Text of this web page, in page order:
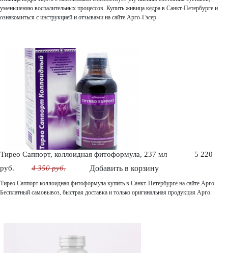
уменьшению воспалительных процессов. Купить живица кедра в Санкт-Петербурге и
ознакомиться с инструкцией и отзывами на сайте Арго-Гэсер.
Тирео Саппорт, коллоидная фитоформула, 237 мл
5 220
руб.
4 350 руб. Добавить в корзину
Тирео Саппорт коллоидная фитоформула купить в Санкт-Петербурге на сайте Арго.
Бесплатный самовывоз, быстрая доставка и только оригинальная продукция Арго.